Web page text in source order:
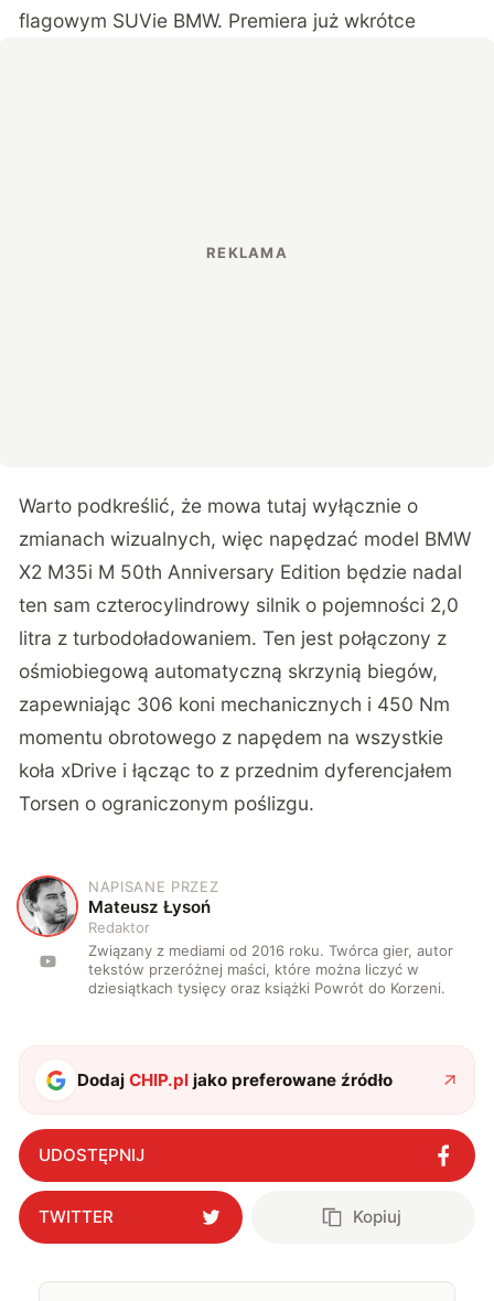
flagowym SUVie BMW. Premiera już wkrótce
Warto podkreślić, że mowa tutaj wyłącznie o
zmianach wizualnych, więc napędzać model BMW
X2 M35i M 50th Anniversary Edition będzie nadal
ten sam czterocylindrowy silnik o pojemności 2,0
litra z turbodoładowaniem. Ten jest połączony z
ośmiobiegową automatyczną skrzynią biegów,
zapewniając 306 koni mechanicznych i 450 Nm
momentu obrotowego z napędem na wszystkie
koła xDrive i łącząc to z przednim dyferencjałem
Torsen o ograniczonym poślizgu.
M
NAPISANE PRZEZ
Mateusz Łysoń
Redaktor
Związany z mediami od 2016 roku. Twórca gier, autor
tekstów przeróżnej maści, które można liczyć w
dziesiątkach tysięcy oraz książki Powrót do Korzeni.
DodajCHIP.pl jako preferowane źródło
UDOSTĘPNIJ
TWITTER Kopiuj